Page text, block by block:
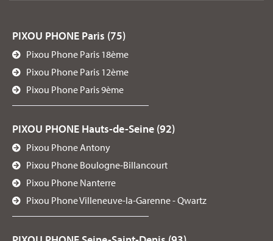
PIXOU PHONE Paris (75)
Pixou Phone Paris 18ème
Pixou Phone Paris 12ème
Pixou Phone Paris 9ème
PIXOU PHONE Hauts-de-Seine (92)
Pixou Phone Antony
Pixou Phone Boulogne-Billancourt
Pixou Phone Nanterre
Pixou Phone Villeneuve-la-Garenne - Qwartz